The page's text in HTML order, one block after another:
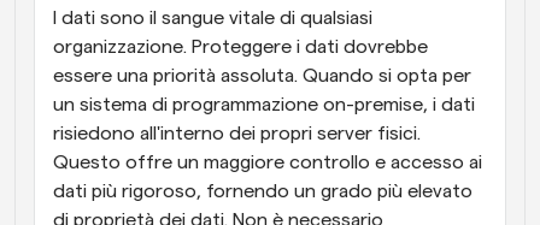
I dati sono il sangue vitale di qualsiasi
organizzazione. Proteggere i dati dovrebbe
essere una priorità assoluta. Quando si opta per
un sistema di programmazione on-premise, i dati
risiedono all'interno dei propri server fisici.
Questo offre un maggiore controllo e accesso ai
dati più rigoroso, fornendo un grado più elevato
di proprietà dei dati. Non è necessario